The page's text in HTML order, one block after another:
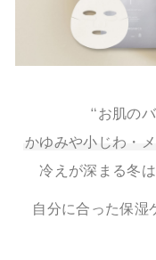
“お肌の
かゆみや小じわ・
冷えが深まる冬
自分に合った保湿